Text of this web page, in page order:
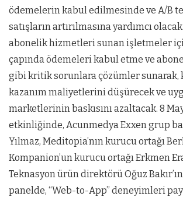
ödemelerin kabul edilmesinde ve A/B
satışların artırılmasına yardımcı
abonelik hizmetleri sunan işletmeler
çapında ödemeleri kabul etme ve
gibi kritik sorunlara çözümler sunarak,
kazanım maliyetlerini düşürecek ve
marketlerinin baskısını azaltacak. 8
etkinliğinde, Acunmedya Exxen grup
Yılmaz, Meditopia’nın kurucu ortağı
Kompanion’un kurucu ortağı Erkmen
Teknasyon ürün direktörü Oğuz
panelde, “Web-to-App” deneyimleri